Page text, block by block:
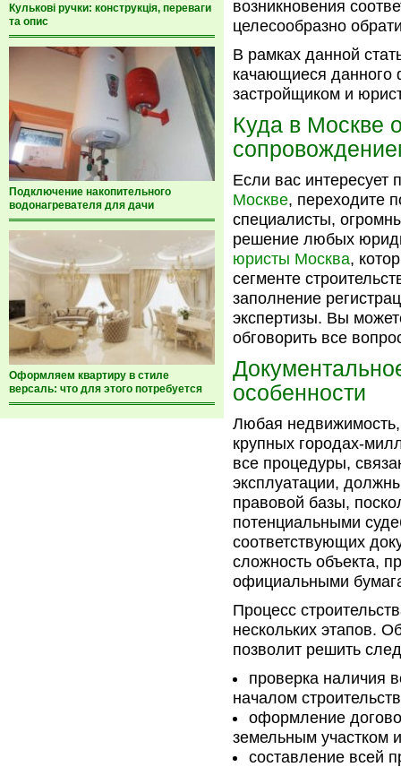
Кулькові ручки: конструкція, переваги
та опис
Подключение накопительного
водонагревателя для дачи
Оформляем квартиру в стиле
версаль: что для этого потребуется
возникновения
целесообразно
В рамках данной
качающиеся
застройщиком и
Куда в Москве
Если вас
Москве, переходите
специалисты,
решение любых
юристы Москва,
сегменте
заполнение
экспертизы. Вы
обговорить все
особенности
Любая недвижимость,
крупных городах-
все процедуры,
эксплуатации,
правовой базы,
потенциальными
соответствующих
сложность объекта,
официальными
Процесс
нескольких этапов.
позволит решить
проверка наличия
началом
оформление
земельным участком
составление всей